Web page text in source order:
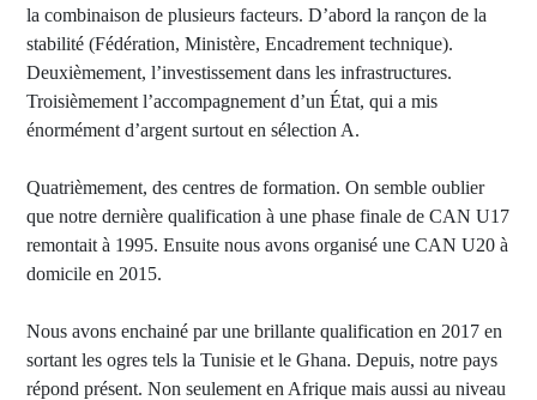
la combinaison de plusieurs facteurs. D’abord la rançon de la
stabilité (Fédération, Ministère, Encadrement technique).
Deuxièmement, l’investissement dans les infrastructures.
Troisièmement l’accompagnement d’un État, qui a mis
énormément d’argent surtout en sélection A.
Quatrièmement, des centres de formation. On semble oublier
que notre dernière qualification à une phase finale de CAN U17
remontait à 1995. Ensuite nous avons organisé une CAN U20 à
domicile en 2015.
Nous avons enchainé par une brillante qualification en 2017 en
sortant les ogres tels la Tunisie et le Ghana. Depuis, notre pays
répond présent. Non seulement en Afrique mais aussi au niveau